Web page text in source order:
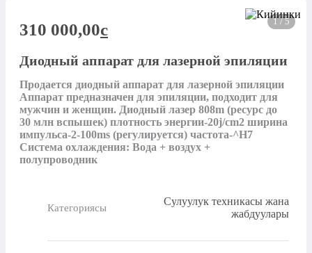
1 / 5
310 000,00c
Диодный аппарат для лазерной эпиляции
Продается диодный аппарат для лазерной эпиляции
Аппарат предназначен для эпиляции, подходит для
мужчин и женщин. Диодный лазер 808m (ресурс до
30 млн вспышек) плотность энергии-20j/cm2 ширина
импульса-2-100ms (регулируется) частота-^H7
Система охлаждения: Вода + воздух +
полупроводник
Категориясы
Сулуулук техникасы жана
жабдуулары